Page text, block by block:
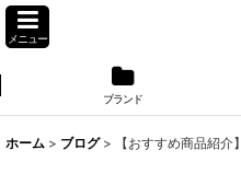
メニュー
ブランド
ホーム > ブログ > 【おすすめ商品紹